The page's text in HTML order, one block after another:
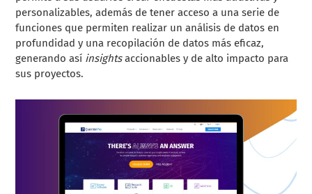
personalizables, además de tener acceso a una serie de
funciones que permiten realizar un análisis de datos en
profundidad y una recopilación de datos más eficaz,
generando así insightsaccionables y de alto impacto para
sus proyectos.